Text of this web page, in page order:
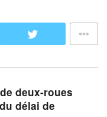
deux-roues
délai de